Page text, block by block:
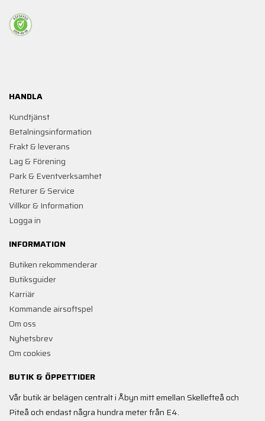
HANDLA
Kundtjänst
Betalningsinformation
Frakt & leverans
Lag & Förening
Park & Eventverksamhet
Returer & Service
Villkor & Information
Logga in
INFORMATION
Butiken rekommenderar
Butiksguider
Karriär
Kommande airsoftspel
Om oss
Nyhetsbrev
Om cookies
BUTIK & ÖPPETTIDER
Vår butik är belägen centralt i Åbyn mitt emellan Skellefteå och
Piteå och endast några hundra meter från E4.